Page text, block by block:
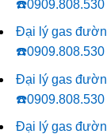
☎️0909.808.530
Đại lý gas
☎️0909.808.530
Đại lý gas
☎️0909.808.530
Đại lý gas